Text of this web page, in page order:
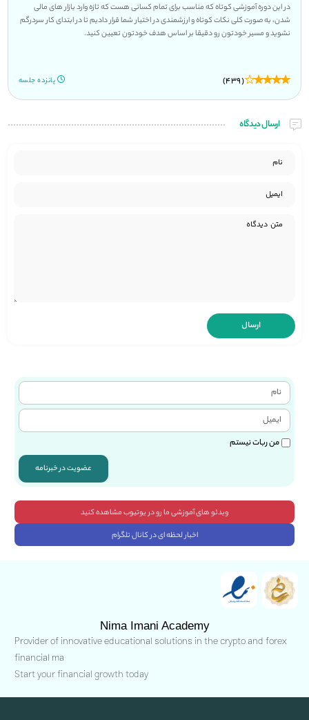
در این دوره آموزشی کوتاه که مناسب برای تمام کسانی هست که تازه وارد بازار های مالی
شدن، به صورت کلی نکات کوتاه و ارزشمندی در اختیار شما قرار دادیم تا در ابتدای کار سردرگم
نشوید و مسیر خودتون رو دقیقا بر اساس هدف خودتون تعیین کنید.
(439) پانزده جلسه
ارسال دیدگاه
من ربات نیستم
عضویت در خبرنامه
ویدئو های آموزشی ما رو در یوتیوب مشاهده کنید
اخبار لحظه ای در کانال تلگرام
Nima Imani Academy
Provider of innovative educational solutions in the crypto and forex
financial ma
Start your financial growth today